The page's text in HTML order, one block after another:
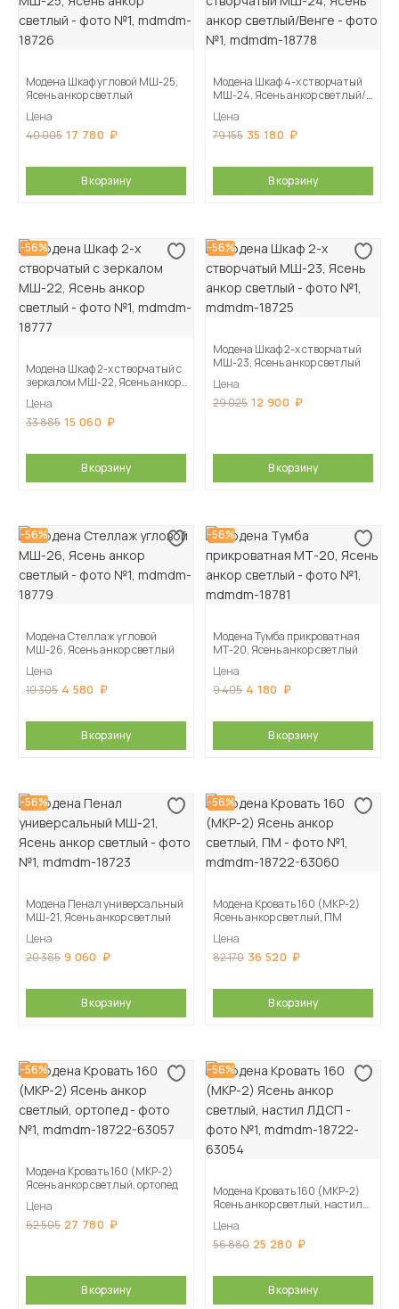
Модена Шкаф угловой МШ-25,
Ясень анкор светлый
Цена
40 005 17 780
В корзину
Модена Шкаф 4-х створчатый
МШ-24, Ясень анкор светлый/
Цена
79 155 35 180
В корзину
-56%
Модена Шкаф 2-х створчатый с
зеркалом МШ-22, Ясень анкор
Цена
33 885 15 060
В корзину
-56%
Модена Шкаф 2-х створчатый
МШ-23, Ясень анкор светлый
Цена
29 025 12 900
В корзину
-56%
Модена Стеллаж угловой
МШ-26, Ясень анкор светлый
Цена
10 305 4 580
В корзину
-56%
Модена Тумба прикроватная
МТ-20, Ясень анкор светлый
Цена
9 405 4 180
В корзину
-56%
Модена Пенал универсальный
МШ-21, Ясень анкор светлый
Цена
20 385 9 060
В корзину
-56%
Модена Кровать 160 (МКР-2)
Ясень анкор светлый, ПМ
Цена
82 170 36 520
В корзину
-56%
Модена Кровать 160 (МКР-2)
Ясень анкор светлый, ортопед
Цена
62 505 27 780
В корзину
-56%
Модена Кровать 160 (МКР-2)
Ясень анкор светлый, настил
Цена
56 880 25 280
В корзину